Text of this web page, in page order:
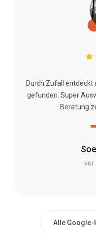
vor
Durch Zufall entdeckt
gefunden. Super
Beratung zu
Alle Google-